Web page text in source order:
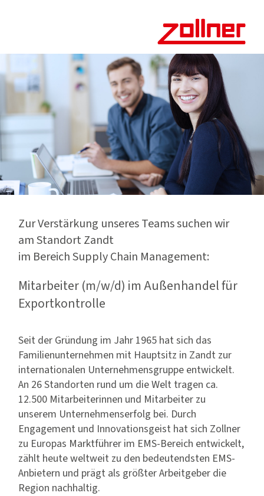
Zur Verstärkung unseres Teams suchen wir
am Standort Zandt
im Bereich Supply Chain Management:
Mitarbeiter (m/w/d) im Außenhandel für
Exportkontrolle
Seit der Gründung im Jahr 1965 hat sich das
Familienunternehmen mit Hauptsitz in Zandt zur
internationalen Unternehmensgruppe entwickelt.
An 26 Standorten rund um die Welt tragen ca.
12.500 Mitarbeiterinnen und Mitarbeiter zu
unserem Unternehmenserfolg bei. Durch
Engagement und Innovationsgeist hat sich Zollner
zu Europas Marktführer im EMS-Bereich entwickelt,
zählt heute weltweit zu den bedeutendsten EMS-
Anbietern und prägt als größter Arbeitgeber die
Region nachhaltig.